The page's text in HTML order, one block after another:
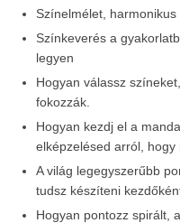
Színelmélet,
Színkeverés a
legyen
Hogyan válassz
fokozzák.
Hogyan kezdj el a
elképzelésed arról, hogy
A világ legegyszerűbb
tudsz készíteni
Hogyan pontozz spirált,